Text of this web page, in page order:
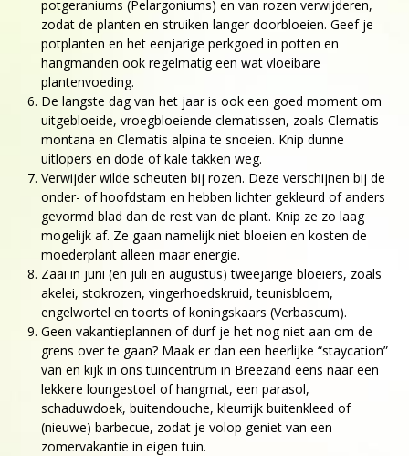
potgeraniums (Pelargoniums) en van rozen verwijderen,
zodat de planten en struiken langer doorbloeien. Geef je
potplanten en het eenjarige perkgoed in potten en
hangmanden ook regelmatig een wat vloeibare
plantenvoeding.
De langste dag van het jaar is ook een goed moment om
uitgebloeide, vroegbloeiende clematissen, zoals Clematis
montana en Clematis alpina te snoeien. Knip dunne
uitlopers en dode of kale takken weg.
Verwijder wilde scheuten bij rozen. Deze verschijnen bij de
onder- of hoofdstam en hebben lichter gekleurd of anders
gevormd blad dan de rest van de plant. Knip ze zo laag
mogelijk af. Ze gaan namelijk niet bloeien en kosten de
moederplant alleen maar energie.
Zaai in juni (en juli en augustus) tweejarige bloeiers, zoals
akelei, stokrozen, vingerhoedskruid, teunisbloem,
engelwortel en toorts of koningskaars (Verbascum).
Geen vakantieplannen of durf je het nog niet aan om de
grens over te gaan? Maak er dan een heerlijke “staycation”
van en kijk in ons tuincentrum in Breezand eens naar een
lekkere loungestoel of hangmat, een parasol,
schaduwdoek, buitendouche, kleurrijk buitenkleed of
(nieuwe) barbecue, zodat je volop geniet van een
zomervakantie in eigen tuin.